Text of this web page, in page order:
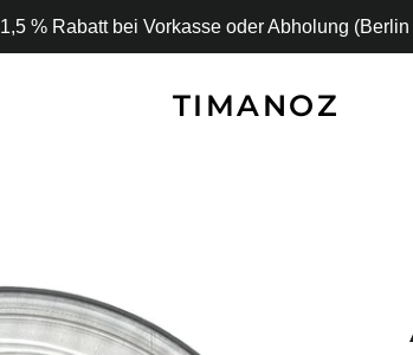
1,5 % Rabatt bei Vorkasse oder Abholung
TIMANOZ